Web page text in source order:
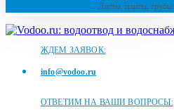
Листы, плиты, трубы
ЖДЕМ ЗАЯВОК:
info@vodoo.ru
ОТВЕТИМ НА ВАШИ ВОПРОСЫ: